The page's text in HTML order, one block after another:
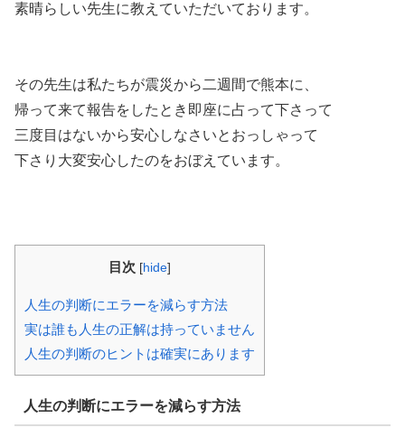
素晴らしい先生に教えていただいております。
その先生は私たちが震災から二週間で熊本に、
帰って来て報告をしたとき即座に占って下さって
三度目はないから安心しなさいとおっしゃって
下さり大変安心したのをおぼえています。
目次 [hide]
人生の判断にエラーを減らす方法
実は誰も人生の正解は持っていません
人生の判断のヒントは確実にあります
人生の判断にエラーを減らす方法